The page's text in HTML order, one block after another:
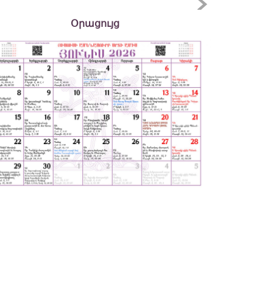
Օրացույց